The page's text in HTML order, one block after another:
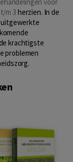
m 3 herzien. In de
uitgewerkte
krachtigste
problemen